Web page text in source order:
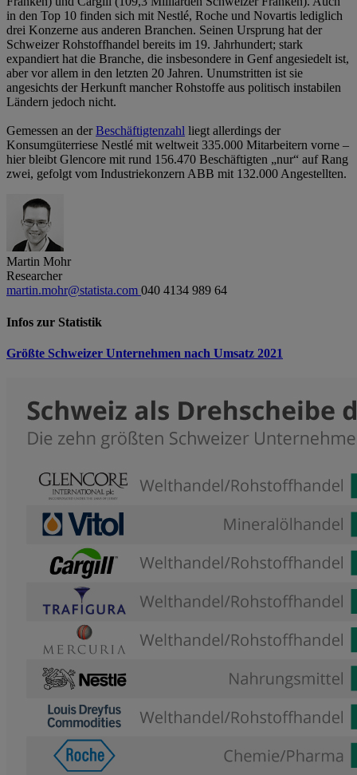
in den Top 10 finden sich mit Nestlé, Roche und Novartis lediglich
drei Konzerne aus anderen Branchen. Seinen Ursprung hat der
Schweizer Rohstoffhandel bereits im 19. Jahrhundert; stark
expandiert hat die Branche, die insbesondere in Genf angesiedelt ist,
aber vor allem in den letzten 20 Jahren. Unumstritten ist sie
angesichts der Herkunft mancher Rohstoffe aus politisch instabilen
Ländern jedoch nicht.
Gemessen an derBeschäftigtenzahl liegt allerdings der
Konsumgüterriese Nestlé mit weltweit 335.000 Mitarbeitern vorne –
hier bleibt Glencore mit rund 156.470 Beschäftigten „nur“ auf Rang
zwei, gefolgt vom Industriekonzern ABB mit 132.000 Angestellten.
Martin Mohr
Researcher
martin.mohr@statista.com 040 4134 989 64
Infos zur Statistik
Größte Schweizer Unternehmen nach Umsatz 2021